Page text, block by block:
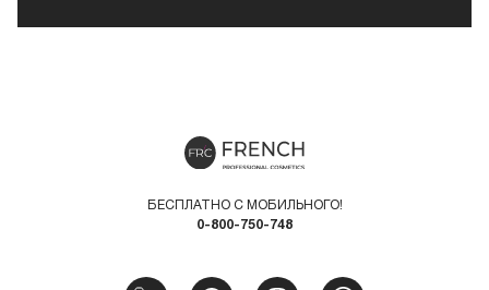
БЕСПЛАТНО С МОБИЛЬНОГО!
0-800-750-748